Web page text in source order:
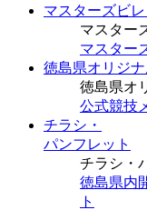
マスターズビ
マスター
マスター
徳島県オリジ
徳島県オ
公式競技
チラシ・
パンフレット
チラシ・
徳島県内
ト